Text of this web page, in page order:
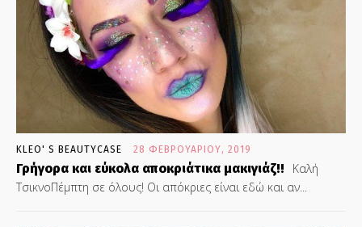
KLEO' S BEAUTYCASE 28 ΦΕΒΡΟΥΑΡΊΟΥ, 2019
Γρήγορα και εύκολα αποκριάτικα μακιγιάζ!!
Καλή
ΤσικνοΠέμπτη σε όλους! Οι απόκριες είναι εδώ και αν...